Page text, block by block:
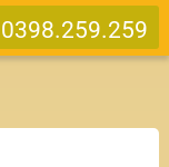
0398.259.259